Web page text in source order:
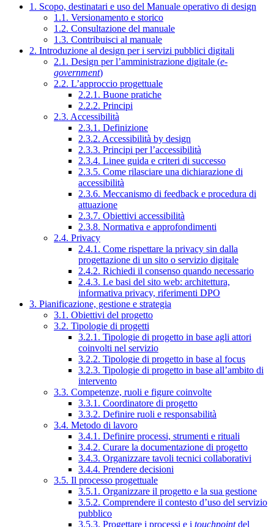
1. Scopo, destinatari e uso del Manuale operativo di design
1.1. Versionamento e storico
1.2. Consultazione del manuale
1.3. Contribuisci al manuale
2. Introduzione al design per i servizi pubblici digitali
2.1. Design per l’amministrazione digitale (e-
government)
2.2. L’approccio progettuale
2.2.1. Buone pratiche
2.2.2. Principi
2.3. Accessibilità
2.3.1. Definizione
2.3.2. Accessibilità by design
2.3.3. Principi per l’accessibilità
2.3.4. Linee guida e criteri di successo
2.3.5. Come rilasciare una dichiarazione di
accessibilità
2.3.6. Meccanismo di feedback e procedura di
attuazione
2.3.7. Obiettivi accessibilità
2.3.8. Normativa e approfondimenti
2.4. Privacy
2.4.1. Come rispettare la privacy sin dalla
progettazione di un sito o servizio digitale
2.4.2. Richiedi il consenso quando necessario
2.4.3. Le basi del sito web: architettura,
informativa privacy, riferimenti DPO
3. Pianificazione, gestione e strategia
3.1. Obiettivi del progetto
3.2. Tipologie di progetti
3.2.1. Tipologie di progetto in base agli attori
coinvolti nel servizio
3.2.2. Tipologie di progetto in base al focus
3.2.3. Tipologie di progetto in base all’ambito di
intervento
3.3. Competenze, ruoli e figure coinvolte
3.3.1. Coordinatore di progetto
3.3.2. Definire ruoli e responsabilità
3.4. Metodo di lavoro
3.4.1. Definire processi, strumenti e rituali
3.4.2. Curare la documentazione di progetto
3.4.3. Organizzare tavoli tecnici collaborativi
3.4.4. Prendere decisioni
3.5. Il processo progettuale
3.5.1. Organizzare il progetto e la sua gestione
3.5.2. Comprendere il contesto d’uso del servizio
pubblico
3.5.3. Progettare i processi e i touchpointdel